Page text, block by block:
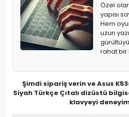
Özel
yapısı
Hem
uzun
rahat bir
Şimdi sipariş verin ve Asus
Siyah Türkçe Çıtalı dizüstü
klavyeyi